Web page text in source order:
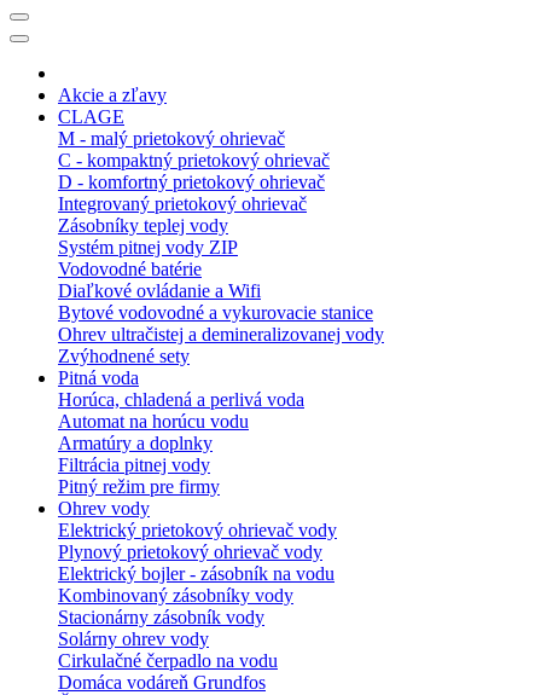
Akcie a zľavy
CLAGE
M - malý prietokový ohrievač
C - kompaktný prietokový ohrievač
D - komfortný prietokový ohrievač
Integrovaný prietokový ohrievač
Zásobníky teplej vody
Systém pitnej vody ZIP
Vodovodné batérie
Diaľkové ovládanie a Wifi
Bytové vodovodné a vykurovacie stanice
Ohrev ultračistej a demineralizovanej vody
Zvýhodnené sety
Pitná voda
Horúca, chladená a perlivá voda
Automat na horúcu vodu
Armatúry a doplnky
Filtrácia pitnej vody
Pitný režim pre firmy
Ohrev vody
Elektrický prietokový ohrievač vody
Plynový prietokový ohrievač vody
Elektrický bojler - zásobník na vodu
Kombinovaný zásobníky vody
Stacionárny zásobník vody
Solárny ohrev vody
Cirkulačné čerpadlo na vodu
Domáca vodáreň Grundfos